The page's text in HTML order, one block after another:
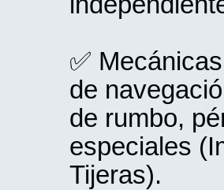
✅
de
de rumbo,
especiales
Tijeras).